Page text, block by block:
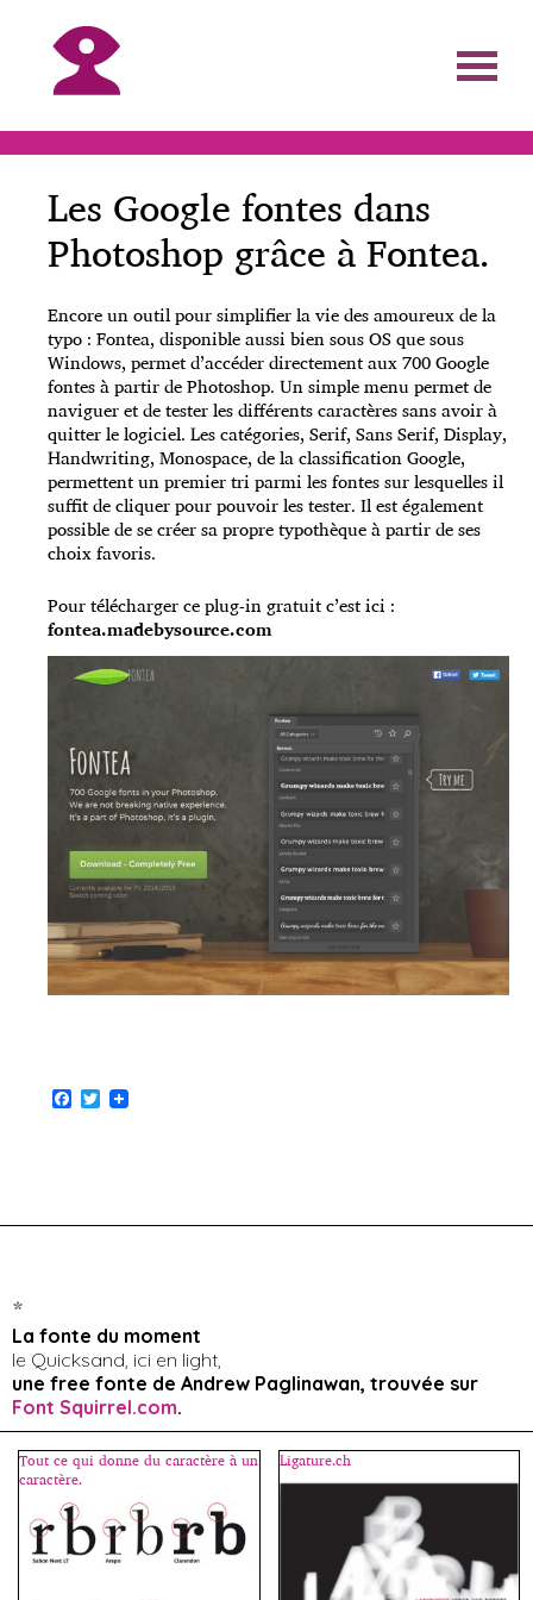
Les Google fontes dans
Photoshop grâce à Fontea.
Encore un outil pour simplifier la vie des amoureux de la
typo : Fontea, disponible aussi bien sous OS que sous
Windows, permet d’accéder directement aux 700 Google
fontes à partir de Photoshop. Un simple menu permet de
naviguer et de tester les différents caractères sans avoir à
quitter le logiciel. Les catégories, Serif, Sans Serif, Display,
Handwriting, Monospace, de la classification Google,
permettent un premier tri parmi les fontes sur lesquelles il
suffit de cliquer pour pouvoir les tester. Il est également
possible de se créer sa propre typothèque à partir de ses
choix favoris.
Pour télécharger ce plug-in gratuit c’est ici :
fontea.madebysource.com
F
k
T
w
*
La fonte du moment
le Quicksand, ici en light,
une free fonte de Andrew Paglinawan, trouvée sur
Font Squirrel.com.
Tout ce qui donne du caractère à un
caractère.
Ligature.ch